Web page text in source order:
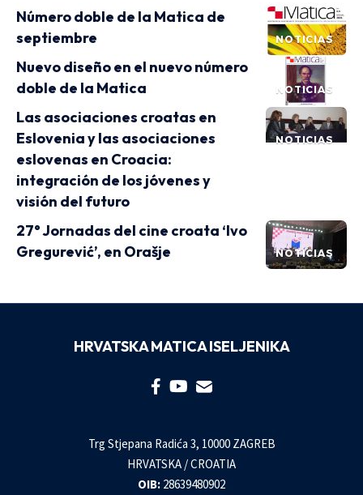
NOTICIAS
Número doble de la Matica de
septiembre
NOTICIAS
Nuevo diseño en el nuevo número
doble de la Matica
NOTICIAS
Las asociaciones croatas en
Eslovenia y las asociaciones
eslovenas en Croacia:
integración de los jóvenes y
visión del futuro
NOTICIAS
27° Jornadas del cine croata ‘Ivo
Gregurević’, en Orašje
HRVATSKA MATICA ISELJENIKA
Trg Stjepana Radića 3, 10000 ZAGREB
HRVATSKA / CROATIA
OIB: 28639480902